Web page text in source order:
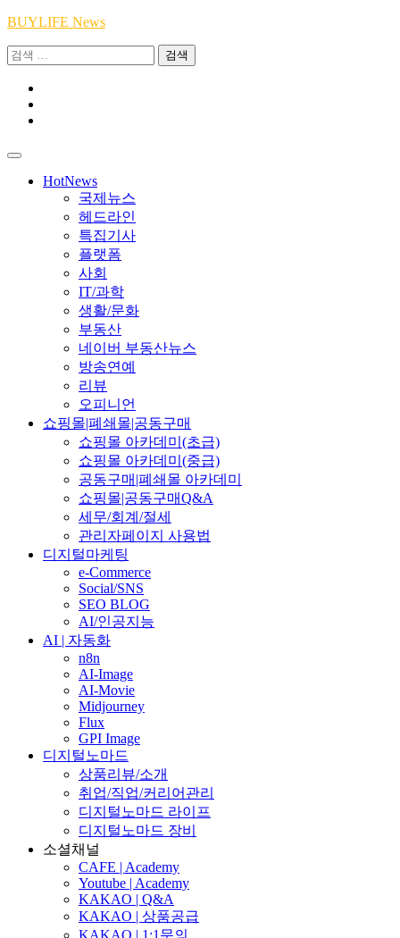
Skip
content
BUYLIFE News
검
HotNews
국제뉴스
헤드라인
특집기사
플랫폼
사회
IT/과학
생활/문화
부동산
네이버 부동산뉴스
방송연예
리뷰
오피니언
쇼핑몰|폐쇄몰|공동구매
쇼핑몰 아카데미(초급)
쇼핑몰 아카데미(중급)
공동구매|폐쇄몰 아카데미
쇼핑몰|공동구매Q&A
세무/회계/절세
관리자페이지 사용법
디지털마케팅
e-Commerce
Social/SNS
SEO BLOG
AI/인공지능
AI | 자동화
n8n
AI-Image
AI-Movie
Midjourney
Flux
GPI Image
디지털노마드
상품리뷰/소개
취업/직업/커리어관리
디지털노마드 라이프
디지털노마드 장비
소셜채널
CAFE | Academy
Youtube | Academy
KAKAO | Q&A
KAKAO | 상품공급
KAKAO | 1:1문의